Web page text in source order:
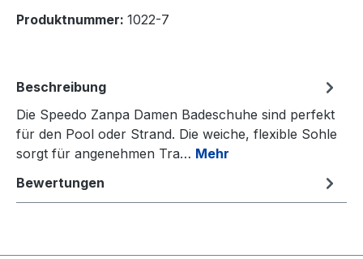
Produktnummer: 1022-7
Beschreibung
Die Speedo Zanpa Damen Badeschuhe sind perfekt
für den Pool oder Strand. Die weiche, flexible Sohle
sorgt für angenehmen Tra… Mehr
Bewertungen